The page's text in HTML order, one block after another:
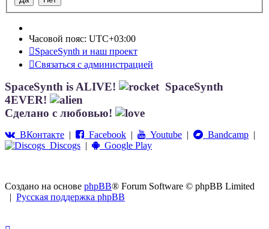
Часовой пояс: UTC+03:00
SpaceSynth и наш проект
Связаться с администрацией
SpaceSynth is ALIVE!
SpaceSynth
4EVER!
Сделано с любовью!
ВКонтакте | Facebook | Youtube | Bandcamp |
Discogs | Google Play
Создано на основе phpBB® Forum Software © phpBB Limited
| Русская поддержка phpBB